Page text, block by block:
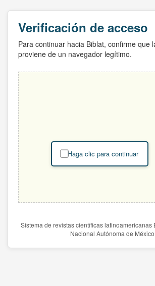
Verificación de acceso
Para continuar hacia Biblat, confirme que
proviene de un navegador legítimo.
Haga clic para continuar
Sistema de revistas científicas latinoamericanas
Nacional Autónoma de México.